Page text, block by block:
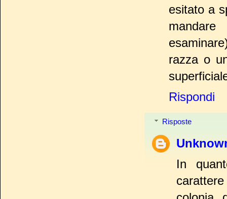
esitato a
razza o
Rispondi
Risposte
In